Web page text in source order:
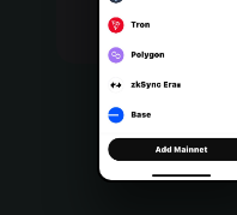
Português (Brasil)
Español (Argentina)